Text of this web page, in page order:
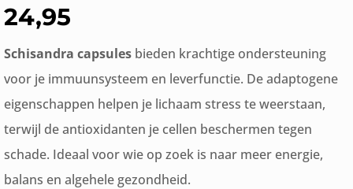
24,95
Schisandra capsules bieden krachtige ondersteuning
voor je immuunsysteem en leverfunctie. De adaptogene
eigenschappen helpen je lichaam stress te weerstaan,
terwijl de antioxidanten je cellen beschermen tegen
schade. Ideaal voor wie op zoek is naar meer energie,
balans en algehele gezondheid.